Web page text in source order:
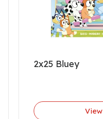
2x25 Bluey
View